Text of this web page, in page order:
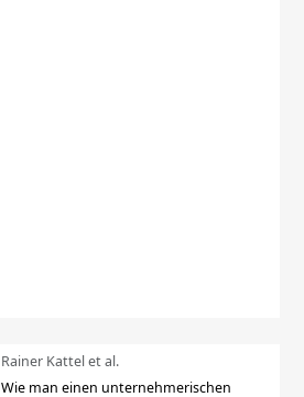
Rainer Kattel et al.
Wie man einen unternehmerischen